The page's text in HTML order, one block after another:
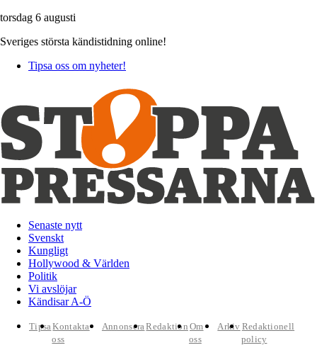
torsdag 6 augusti
Sveriges största kändistidning online!
Tipsa oss om nyheter!
Senaste nytt
Svenskt
Kungligt
Hollywood & Världen
Politik
Vi avslöjar
Kändisar A-Ö
TipsaKontakta
oss
AnnonseraRedaktion Om
oss
Arkiv Redaktionell
policy